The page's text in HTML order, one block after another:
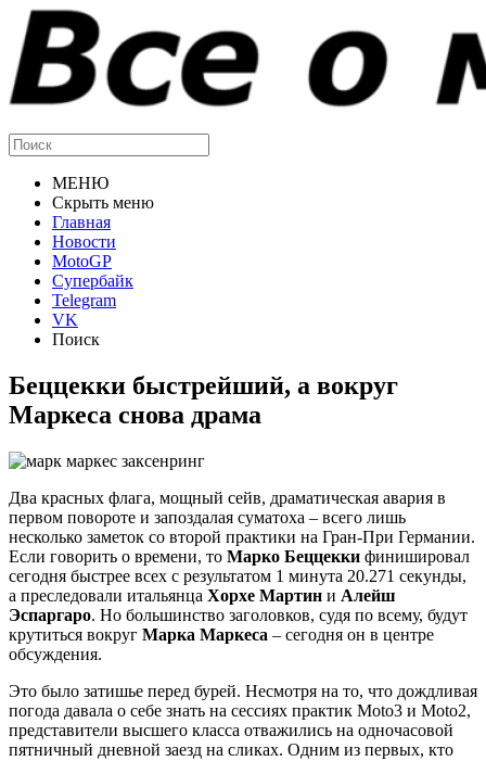
МЕНЮ
Скрыть меню
Главная
Новости
MotoGP
Супербайк
Telegram
VK
Поиск
Беццекки быстрейший, а вокруг
Маркеса снова драма
Два красных флага, мощный сейв, драматическая авария в
первом повороте и запоздалая суматоха – всего лишь
несколько заметок со второй практики на Гран-При Германии.
Если говорить о времени, то Марко Беццекки финишировал
сегодня быстрее всех с результатом 1 минута 20.271 секунды,
а преследовали итальянца Хорхе Мартин и Алейш
Эспаргаро. Но большинство заголовков, судя по всему, будут
крутиться вокруг Марка Маркеса – сегодня он в центре
обсуждения.
Это было затишье перед бурей. Несмотря на то, что дождливая
погода давала о себе знать на сессиях практик Moto3 и Moto2,
представители высшего класса отважились на одночасовой
пятничный дневной заезд на сликах. Одним из первых, кто